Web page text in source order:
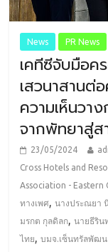
News PR News
เคทีซีจับมือค
เสวนาสานต่
ความเห็นวา
จากพัทยาสู่ส
23/05/2024
Cross Hotels and
Association - Eastern
ทางเพศ,นางประณยา
มรกต กุลดิลก,นายธีริ
ไทย,บมจ.เซ็นทรัลพัฒน